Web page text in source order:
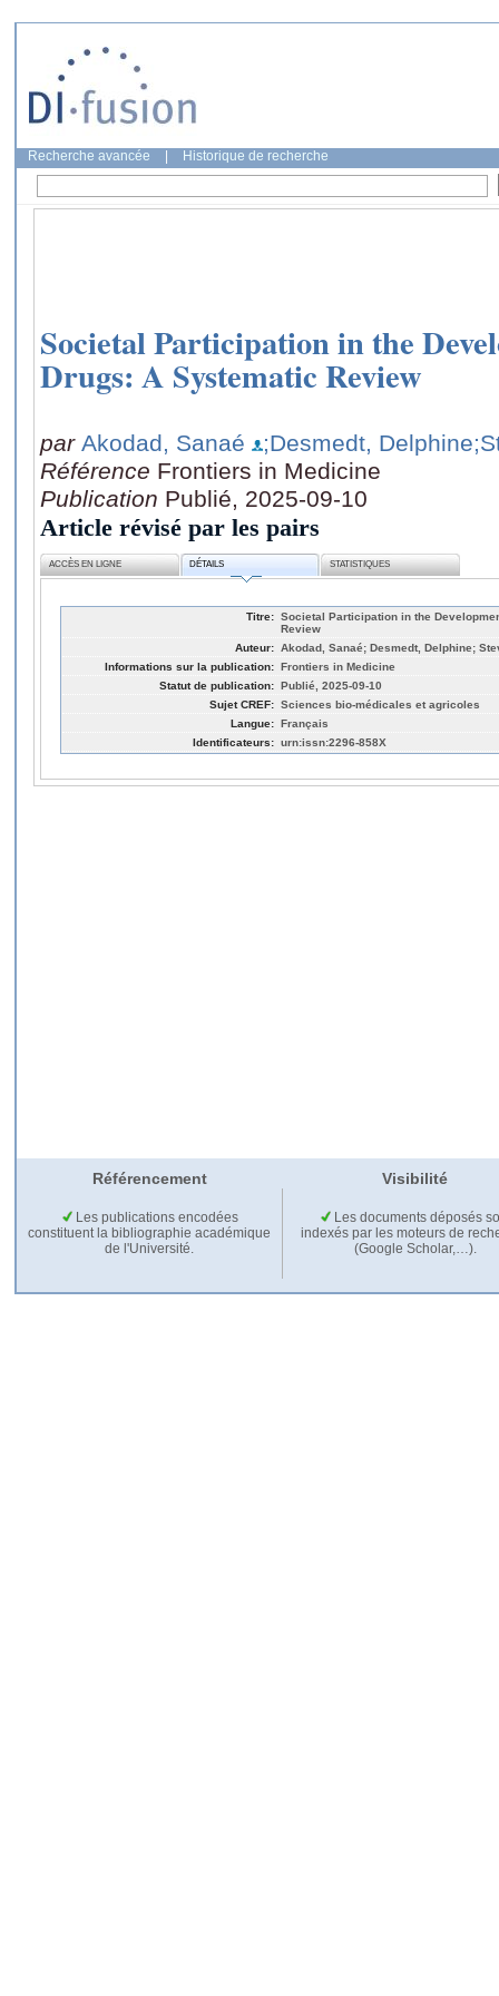
Recherche avancée Historique de recherche
Societal Participation in the
Drugs: A Systematic Review
par Akodad, Sanaé ;Desmedt, Delphine
Référence Frontiers in Medicine
Publication Publié, 2025-09-10
Article révisé par les pairs
ACCÈS EN LIGNE DÉTAILS STATISTIQUES
Titre: Societal Participation in the
Review
Auteur: Akodad, Sanaé; Desmedt, Delphine;
Informations sur la publication: Frontiers in Medicine
Statut de publication: Publié, 2025-09-10
Sujet CREF: Sciences bio-médicales et agricoles
Langue: Français
Identificateurs: urn:issn:2296-858X
Référencement Visibilité
Les publications encodées
constituent la bibliographie académique
de l'Université.
Les documents déposés
indexés par les moteurs de
(Google Scholar,…).